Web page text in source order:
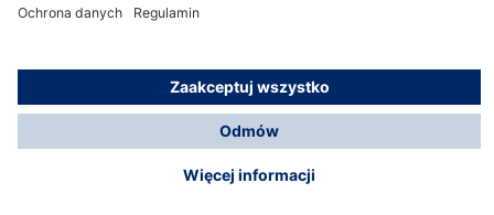
© Dräger Polska Sp. z o.o., 2025
*Wszystkie ceny bez VAT, na warunkach opisanych w